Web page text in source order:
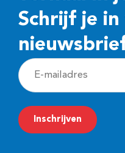
Schrijf je
E
-
m
a
Inschrijven